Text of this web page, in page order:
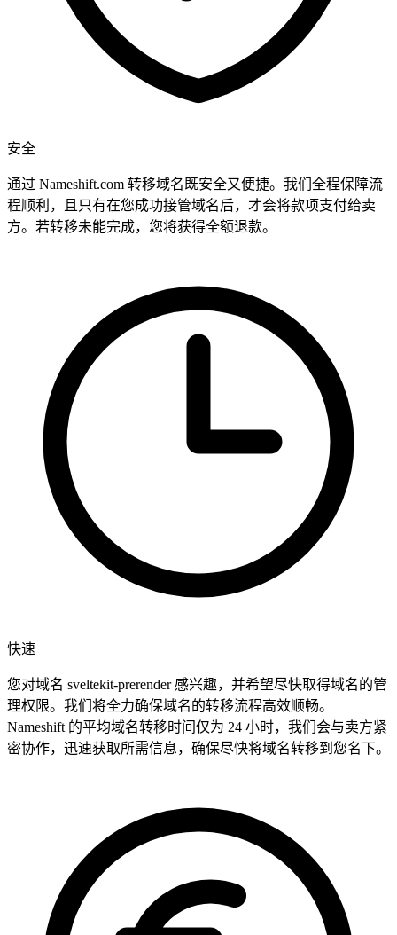
安全
通过 Nameshift.com 转移域名既安全又便捷。我们全程保障流
程顺利，且只有在您成功接管域名后，才会将款项支付给卖
方。若转移未能完成，您将获得全额退款。
快速
您对域名 sveltekit-prerender 感兴趣，并希望尽快取得域名的管
理权限。我们将全力确保域名的转移流程高效顺畅。
Nameshift 的平均域名转移时间仅为 24 小时，我们会与卖方紧
密协作，迅速获取所需信息，确保尽快将域名转移到您名下。